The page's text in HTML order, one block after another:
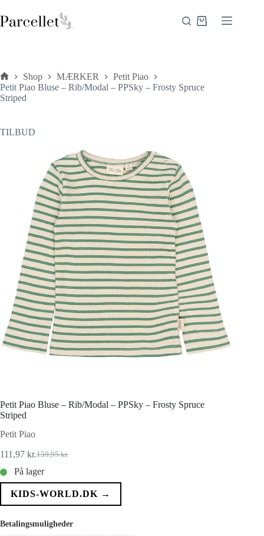
til
indhold
Indkøbskurv
Forside
Shop MÆRKER
Petit Piao
Petit Piao Bluse – Rib/Modal – PPSky – Frosty Spruce
Striped
TILBUD
Petit Piao Bluse – Rib/Modal – PPSky – Frosty Spruce
Striped
Petit Piao
159,95kr.
Den
oprindelige
pris
var:
111,97 kr.Den
aktuelle
pris
er:
På lager
KIDS-WORLD.DK →
Betalingsmuligheder